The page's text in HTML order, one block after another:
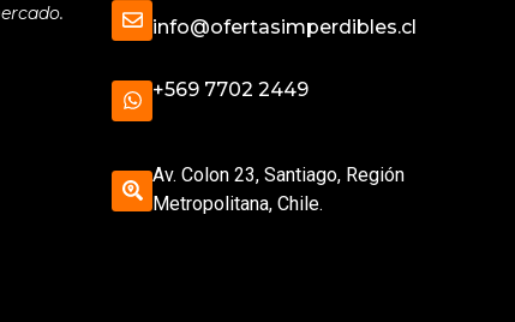
info@ofertasimperdibles.cl
+569 7702 2449
Av. Colon 23, Santiago, Región
Metropolitana, Chile.